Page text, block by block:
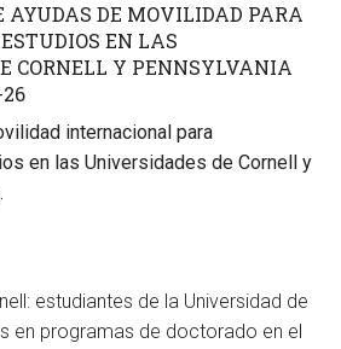
AYUDAS DE MOVILIDAD PARA
EN LAS
CORNELL Y PENNSYLVANIA
26
internacional para
en las Universidades de Cornell y
estudiantes de la Universidad de
en programas de doctorado en el